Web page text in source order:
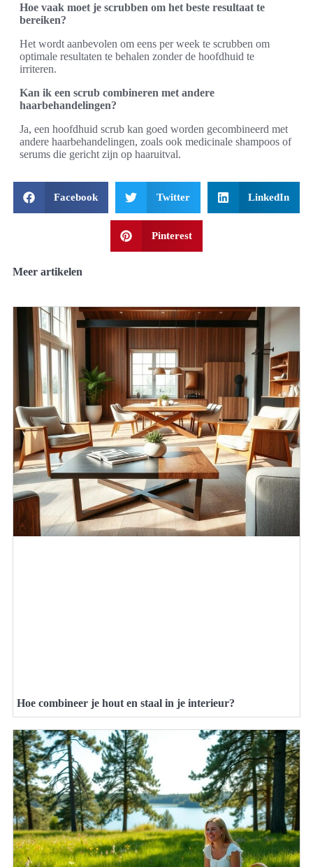
Hoe vaak moet je scrubben om het beste resultaat te
bereiken?
Het wordt aanbevolen om eens per week te scrubben om
optimale resultaten te behalen zonder de hoofdhuid te
irriteren.
Kan ik een scrub combineren met andere
haarbehandelingen?
Ja, een hoofdhuid scrub kan goed worden gecombineerd met
andere haarbehandelingen, zoals ook medicinale shampoos of
serums die gericht zijn op haaruitval.
Facebook Twitter LinkedIn
Pinterest
Meer artikelen
Hoe combineer je hout en staal in je interieur?